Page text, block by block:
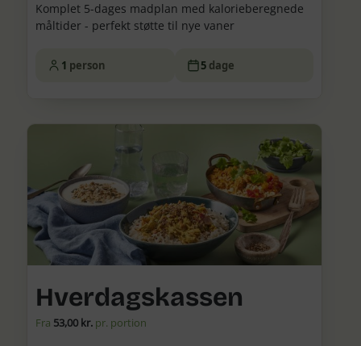
Komplet 5-dages madplan med kalorieberegnede
måltider - perfekt støtte til nye vaner
1 person 5 dage
Hverdagskassen
Fra 53,00 kr. pr. portion